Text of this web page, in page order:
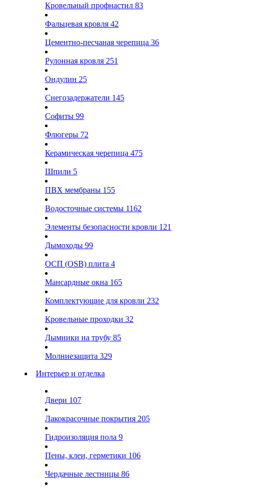
Кровельный профнастил 83
Фальцевая кровля 42
Цементно-песчаная черепица 36
Рулонная кровля 251
Ондулин 25
Снегозадержатели 145
Софиты 99
Флюгеры 72
Керамическая черепица 475
Шпили 5
ПВХ мембраны 155
Водосточные системы 1162
Элементы безопасности кровли 121
Дымоходы 99
ОСП (OSB) плита 4
Мансардные окна 165
Комплектующие для кровли 232
Кровельные проходки 32
Дымники на трубу 85
Молниезащита 329
Интерьер и отделка
Двери 107
Лакокрасочные покрытия 205
Гидроизоляция пола 9
Пены, клеи, герметики 106
Чердачные лестницы 86